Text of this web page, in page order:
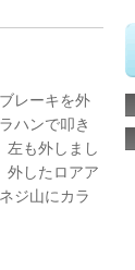
レーキを外
ハンで叩き
左も外しまし
外したロアア
ジ山にカラ